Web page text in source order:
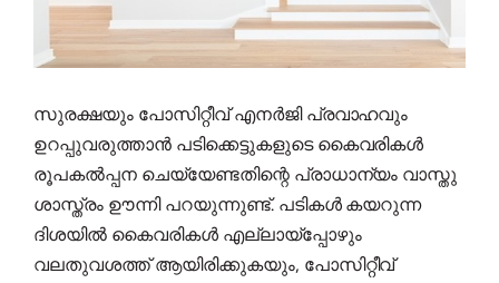
സുരക്ഷയും പോസിറ്റീവ് എനർജി പ്രവാഹവും
ഉറപ്പുവരുത്താൻ പടിക്കെട്ടുകളുടെ കൈവരികൾ
രൂപകൽപ്പന ചെയ്യേണ്ടതിന്റെ പ്രാധാന്യം വാസ്തു
ശാസ്ത്രം ഊന്നി പറയുന്നുണ്ട്. പടികൾ കയറുന്ന
ദിശയിൽ കൈവരികൾ എല്ലായ്പ്പോഴും
വലതുവശത്ത് ആയിരിക്കുകയും, പോസിറ്റീവ്